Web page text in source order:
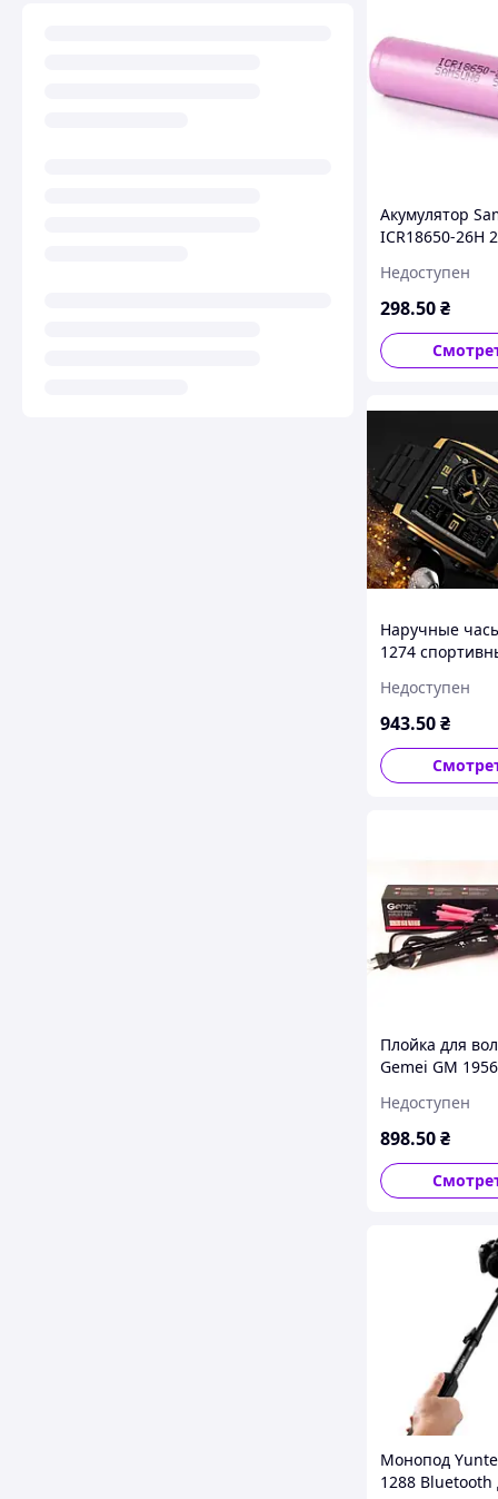
Акумулятор
ICR18650-26H
безопасного
использования
Недоступен
298.50₴
Наручные
1274
циферблатом и
Недоступен
943.50₴
Плойка для
Gemei GM
режимами
покрытие 45-
Недоступен
898.50₴
Монопод
1288 Bluetooth